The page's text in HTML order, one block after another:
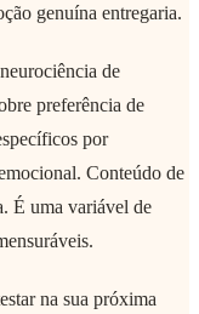
genuína entregaria.
de
preferência de
por
Conteúdo de
É uma variável de
na sua próxima